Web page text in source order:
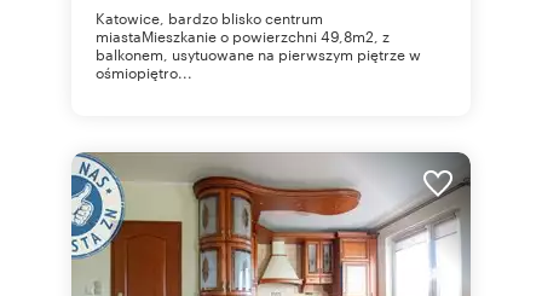
Katowice, bardzo blisko centrum
miastaMieszkanie o powierzchni 49,8m2, z
balkonem, usytuowane na pierwszym piętrze w
ośmiopiętro...